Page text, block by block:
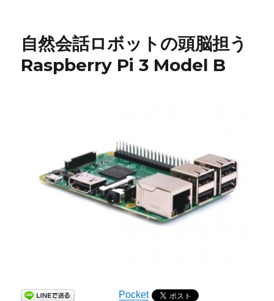
自然会話ロボットの頭脳担う
Raspberry Pi 3 Model B
Pocket